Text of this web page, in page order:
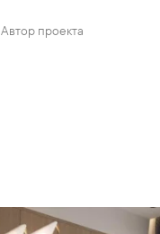
Автор проекта